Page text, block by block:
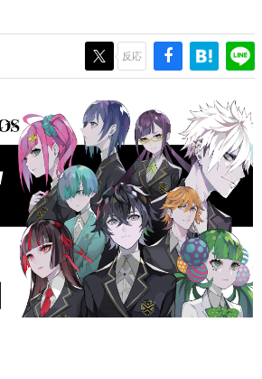
デジタルゲーム市場を担う若きクリエイター達
い、彼らのルーツと情熱を探っていきます。
多大な影響を受けた作家さんに取材し、ゲームが
テンツ産業やカルチャーに与えた影響を探る企
イルゲーム産業史
イルゲーム史における主要なトピック・タイト
るほか、開発者へのインタビューや識者による
。約20年の歴史が一望できる決定版！
たり〜ゲームクリエイターの青春〜
』『ペンと箸』等で知られるマンガ家・田中圭
るゲーム業界レポートマンガです。
ームは面白い？
反応